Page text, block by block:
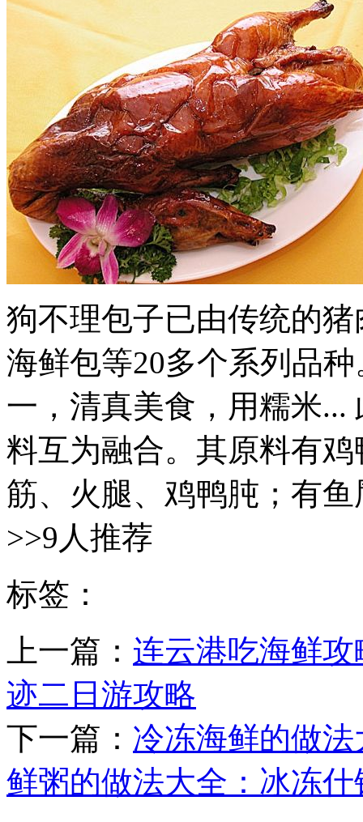
狗不理包子已由传统的
海鲜包等20多个系列品
一，清真美食，用糯米...
料互为融合。其原料有
筋、火腿、鸡鸭肫；有
>>9人推荐
标签：
上一篇： 连云港吃海鲜
迹二日游攻略
下一篇： 冷冻海鲜的做
鲜粥的做法大全：冰冻